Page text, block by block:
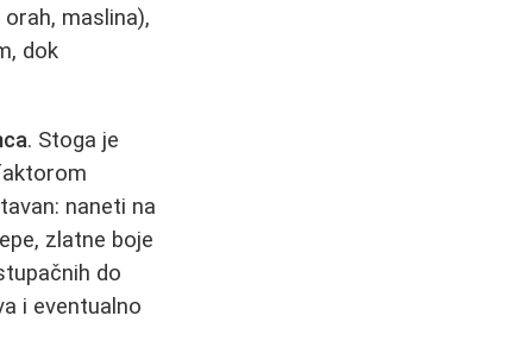
maslina),
dok
. Stoga je
naneti na
zlatne boje
do
i eventualno